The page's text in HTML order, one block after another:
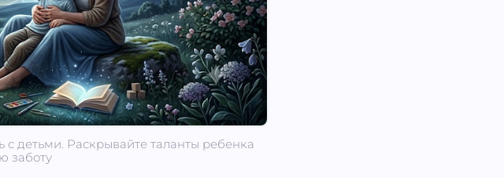
детьми. Раскрывайте таланты ребенка
заботу